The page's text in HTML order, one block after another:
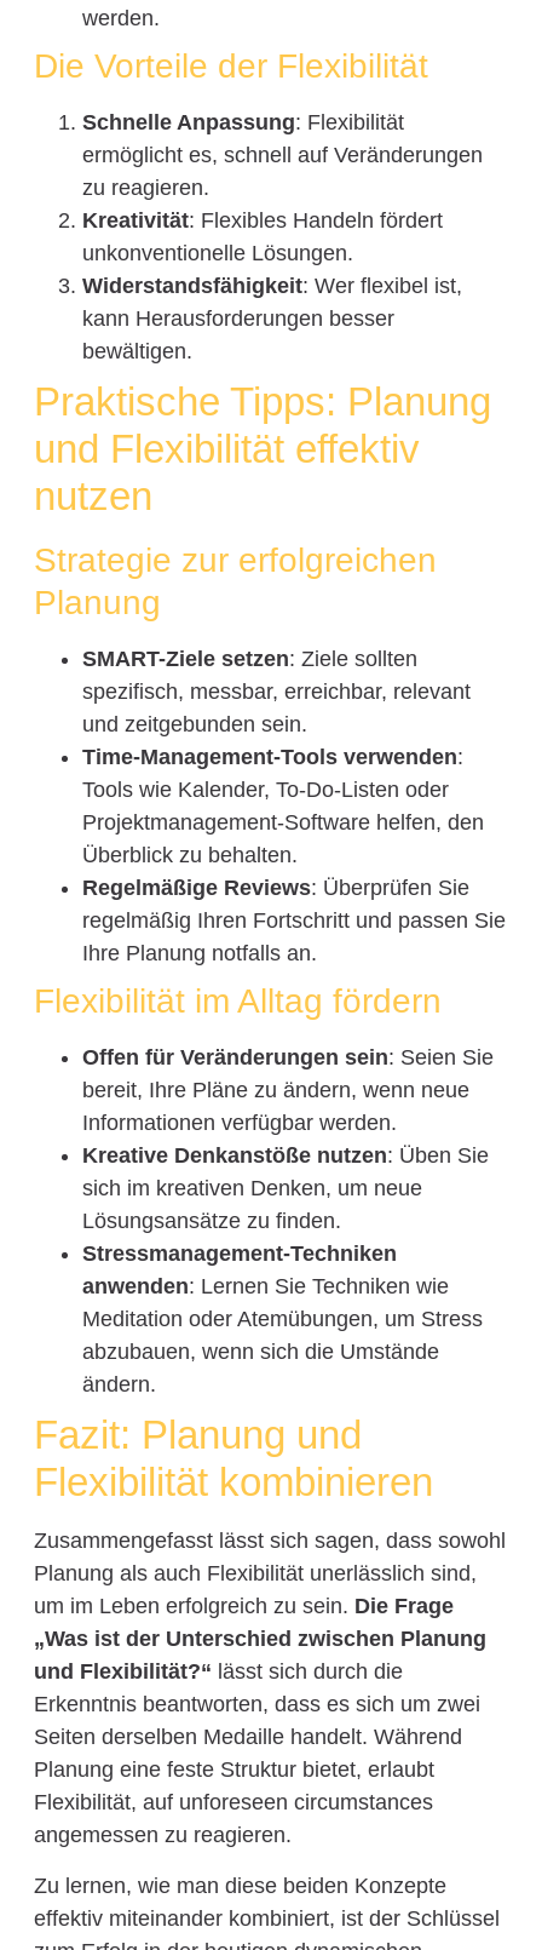
werden.
Die Vorteile der Flexibilität
Schnelle Anpassung: Flexibilität
ermöglicht es, schnell auf Veränderungen
zu reagieren.
Kreativität: Flexibles Handeln fördert
unkonventionelle Lösungen.
Widerstandsfähigkeit: Wer flexibel ist,
kann Herausforderungen besser
bewältigen.
Praktische Tipps: Planung
und Flexibilität effektiv
nutzen
Strategie zur erfolgreichen
Planung
SMART-Ziele setzen: Ziele sollten
spezifisch, messbar, erreichbar, relevant
und zeitgebunden sein.
Time-Management-Tools verwenden:
Tools wie Kalender, To-Do-Listen oder
Projektmanagement-Software helfen, den
Überblick zu behalten.
Regelmäßige Reviews: Überprüfen Sie
regelmäßig Ihren Fortschritt und passen Sie
Ihre Planung notfalls an.
Flexibilität im Alltag fördern
Offen für Veränderungen sein: Seien Sie
bereit, Ihre Pläne zu ändern, wenn neue
Informationen verfügbar werden.
Kreative Denkanstöße nutzen: Üben Sie
sich im kreativen Denken, um neue
Lösungsansätze zu finden.
Stressmanagement-Techniken
anwenden: Lernen Sie Techniken wie
Meditation oder Atemübungen, um Stress
abzubauen, wenn sich die Umstände
ändern.
Fazit: Planung und
Flexibilität kombinieren
Zusammengefasst lässt sich sagen, dass sowohl
Planung als auch Flexibilität unerlässlich sind,
um im Leben erfolgreich zu sein. Die Frage
„Was ist der Unterschied zwischen Planung
und Flexibilität?“ lässt sich durch die
Erkenntnis beantworten, dass es sich um zwei
Seiten derselben Medaille handelt. Während
Planung eine feste Struktur bietet, erlaubt
Flexibilität, auf unforeseen circumstances
angemessen zu reagieren.
Zu lernen, wie man diese beiden Konzepte
effektiv miteinander kombiniert, ist der Schlüssel